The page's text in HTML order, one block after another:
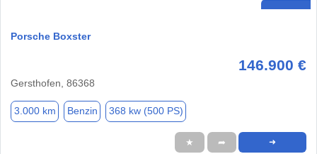
Porsche Boxster
146.900 €
Gersthofen, 86368
3.000 km Benzin 368 kw (500 PS)
★ ➦ ➜